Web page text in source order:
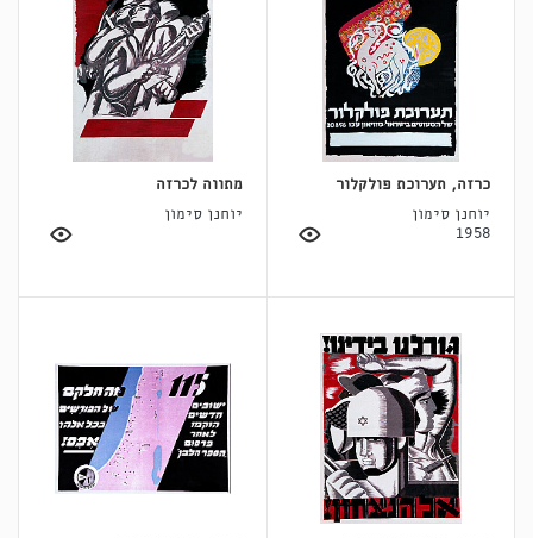
כרזה, תערוכת פולקלור
יוחנן סימון
1958
מתווה לכרזה
יוחנן סימון